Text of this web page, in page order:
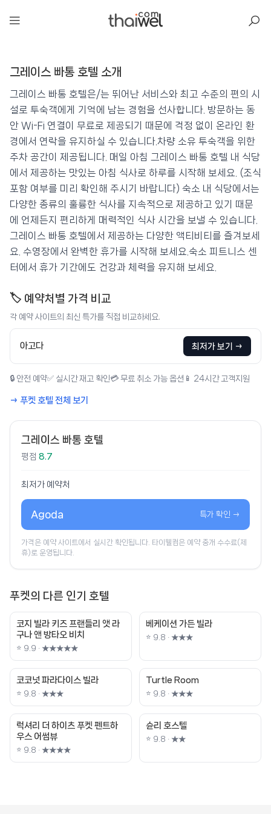
그레이스 빠통 호텔
📍 푸켓★★★★ ⭐ 8.7
💰 최저가 확인 · 예약하기
그레이스 빠통 호텔 소개
그레이스 빠통 호텔은/는 뛰어난 서비스와 최고 수준의 편의 시
설로 투숙객에게 기억에 남는 경험을 선사합니다. 방문하는 동
안 Wi-Fi 연결이 무료로 제공되기 때문에 걱정 없이 온라인 환
경에서 연락을 유지하실 수 있습니다.차량 소유 투숙객을 위한
주차 공간이 제공됩니다. 매일 아침 그레이스 빠통 호텔 내 식당
에서 제공하는 맛있는 아침 식사로 하루를 시작해 보세요. (조식
포함 여부를 미리 확인해 주시기 바랍니다) 숙소 내 식당에서는
다양한 종류의 훌륭한 식사를 지속적으로 제공하고 있기 때문
에 언제든지 편리하게 매력적인 식사 시간을 보낼 수 있습니다.
그레이스 빠통 호텔에서 제공하는 다양한 액티비티를 즐겨보세
요. 수영장에서 완벽한 휴가를 시작해 보세요.숙소 피트니스 센
터에서 휴가 기간에도 건강과 체력을 유지해 보세요.
🏷️ 예약처별 가격 비교
각 예약 사이트의 최신 특가를 직접 비교하세요.
아고다 최저가 보기 →
🔒 안전 예약✅ 실시간 재고 확인 💳 무료 취소 가능 옵션 📱 24시간 고객지원
→ 푸켓 호텔 전체 보기
그레이스 빠통 호텔
평점 8.7
최저가 예약처
Agoda 특가 확인 →
가격은 예약 사이트에서 실시간 확인됩니다. 타이웰컴은 예약 중개 수수료(제
휴)로 운영됩니다.
푸켓의 다른 인기 호텔
코지 빌라 키즈 프랜들리 앳 라
구나 앤 방타오 비치
⭐ 9.9 · ★★★★★
베케이션 가든 빌라
⭐ 9.8 · ★★★
코코넛 파라다이스 빌라
⭐ 9.8 · ★★★
Turtle Room
⭐ 9.8 · ★★★
럭셔리 더 하이츠 푸켓 펜트하
우스 어썸뷰
⭐ 9.8 · ★★★★
슌리 호스텔
⭐ 9.8 · ★★